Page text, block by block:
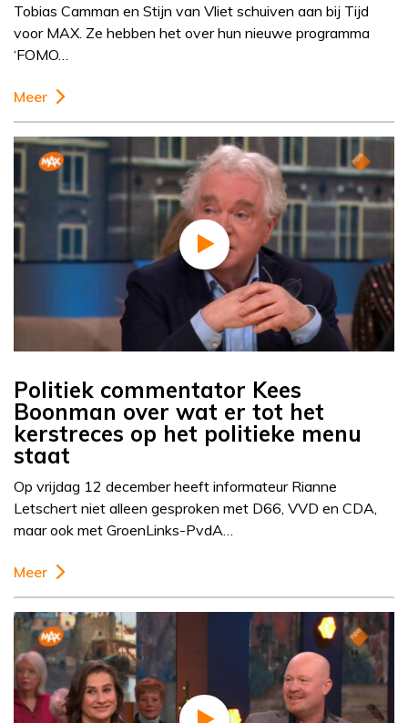
Tobias Camman en Stijn van Vliet schuiven aan bij Tijd
voor MAX. Ze hebben het over hun nieuwe programma
‘FOMO…
Meer
Politiek commentator Kees
Boonman over wat er tot het
kerstreces op het politieke menu
staat
Op vrijdag 12 december heeft informateur Rianne
Letschert niet alleen gesproken met D66, VVD en CDA,
maar ook met GroenLinks-PvdA…
Meer